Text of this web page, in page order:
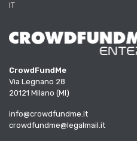
IT
CrowdFundMe
Via Legnano 28
20121 Milano (MI)
info@crowdfundme.it
crowdfundme@legalmail.it